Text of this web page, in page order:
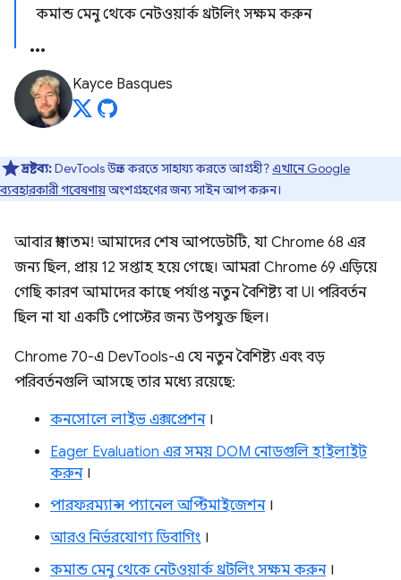
কমান্ড মেনু থেকে নেটওয়ার্ক থ্রটলিং সক্ষম করুন
Kayce Basques
দ্রষ্টব্য:DevTools উন্নত করতে সাহায্য করতে আগ্রহী?এখানে Google
ব্যবহারকারী গবেষণায়অংশগ্রহণের জন্য সাইন আপ করুন।
আবার স্বাগতম! আমাদের শেষ আপডেটটি, যা Chrome 68 এর
জন্য ছিল, প্রায় 12 সপ্তাহ হয়ে গেছে। আমরা Chrome 69 এড়িয়ে
গেছি কারণ আমাদের কাছে পর্যাপ্ত নতুন বৈশিষ্ট্য বা UI পরিবর্তন
ছিল না যা একটি পোস্টের জন্য উপযুক্ত ছিল।
Chrome 70-এ DevTools-এ যে নতুন বৈশিষ্ট্য এবং বড়
পরিবর্তনগুলি আসছে তার মধ্যে রয়েছে:
কনসোলে লাইভ এক্সপ্রেশন।
Eager Evaluation এর সময় DOM নোডগুলি হাইলাইট
করুন।
পারফরম্যান্স প্যানেল অপ্টিমাইজেশন।
আরও নির্ভরযোগ্য ডিবাগিং ।
কমান্ড মেনু থেকে নেটওয়ার্ক থ্রটলিং সক্ষম করুন।